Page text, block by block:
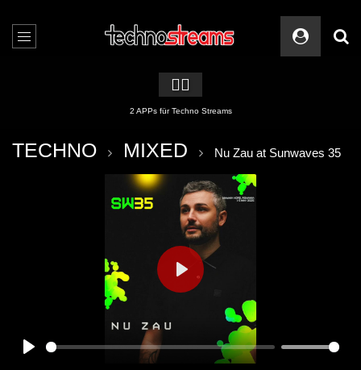
🏳️‍🌈
2 APPs für Techno Streams
TECHNO MIXED Nu Zau at Sunwaves 35
PLAY